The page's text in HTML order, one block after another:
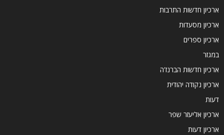
ארכיון חדשות התרבות
ארכיון מסעדות
ארכיון ספרים
במגזר
ארכיון חדשות הברנז'ה
ארכיון נקודה יהודית
דעות
ארכיון אליעזר שפר
ארכיון דעות